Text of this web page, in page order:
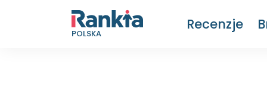
POLSKA
Recenzje